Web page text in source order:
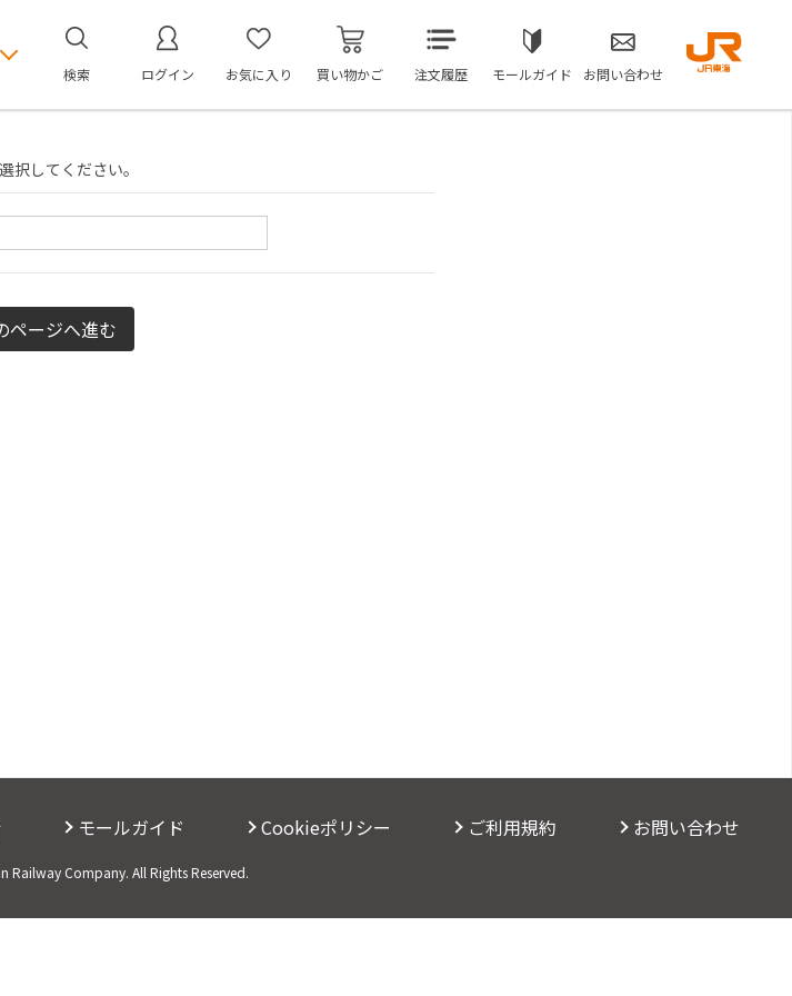
検索 ログイン お気に入り 買い物かご 注文履歴 モールガイド お問い合わせ
択してください。
モールガイド Cookieポリシー ご利用規約 お問い合わせ
Company. All Rights Reserved.